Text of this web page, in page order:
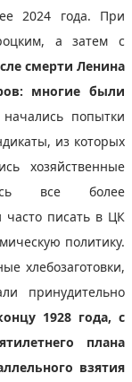
2024 года. При
а затем с
смерти Ленина
многие были
попытки
из которых
хозяйственные
все более
часто писать в ЦК
политику.
хлебозаготовки,
принудительно
1928 года, с
плана
взятия